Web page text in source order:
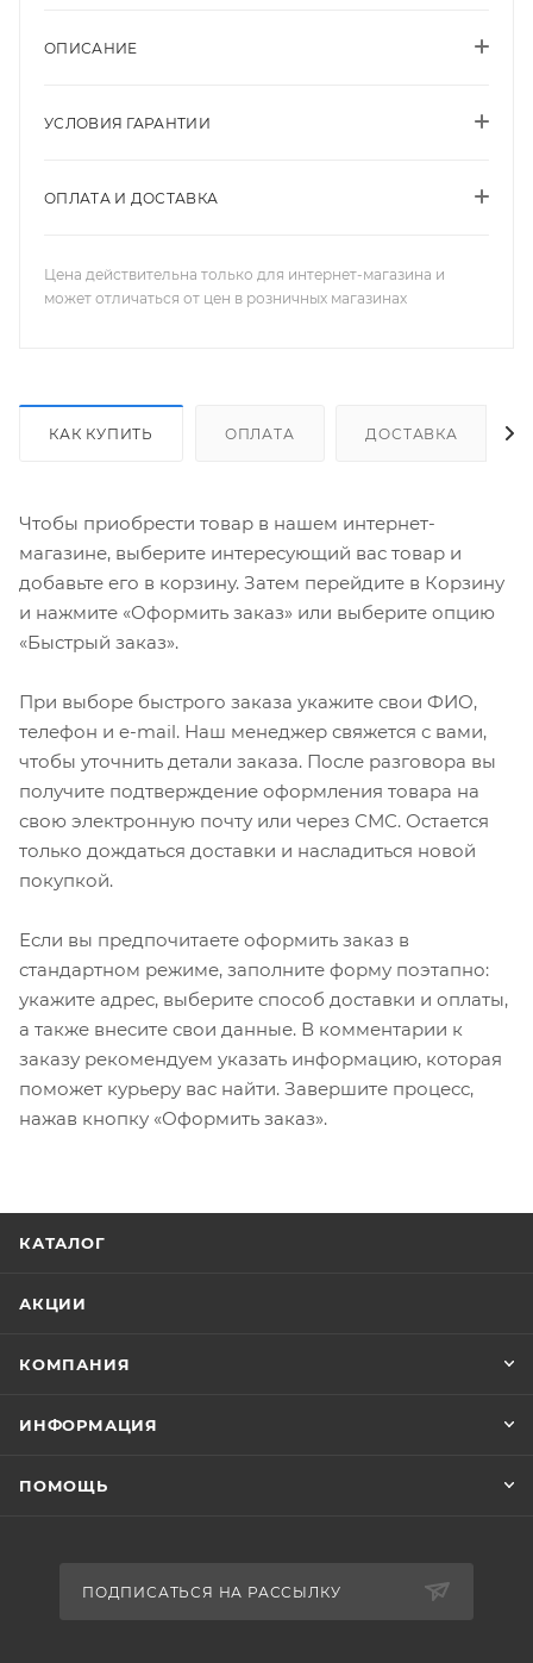
ОПИСАНИЕ
УСЛОВИЯ ГАРАНТИИ
ОПЛАТА И ДОСТАВКА
Цена действительна только для интернет-магазина и
может отличаться от цен в розничных магазинах
КАК КУПИТЬ ОПЛАТА ДОСТАВКА
Чтобы приобрести товар в нашем интернет-
магазине, выберите интересующий вас товар и
добавьте его в корзину. Затем перейдите в Корзину
и нажмите «Оформить заказ» или выберите опцию
«Быстрый заказ».
При выборе быстрого заказа укажите свои ФИО,
телефон и e-mail. Наш менеджер свяжется с вами,
чтобы уточнить детали заказа. После разговора вы
получите подтверждение оформления товара на
свою электронную почту или через СМС. Остается
только дождаться доставки и насладиться новой
покупкой.
Если вы предпочитаете оформить заказ в
стандартном режиме, заполните форму поэтапно:
укажите адрес, выберите способ доставки и оплаты,
а также внесите свои данные. В комментарии к
заказу рекомендуем указать информацию, которая
поможет курьеру вас найти. Завершите процесс,
нажав кнопку «Оформить заказ».
КАТАЛОГ
АКЦИИ
КОМПАНИЯ
ИНФОРМАЦИЯ
ПОМОЩЬ
ПОДПИСАТЬСЯ НА РАССЫЛКУ